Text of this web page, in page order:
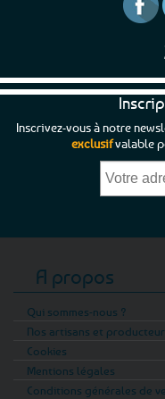
Inscrivez-vous à notre
exclusifvalable
A propos
Qui sommes-nous ?
Nos artisans et
Cookies
Mentions légales
Conditions générales de